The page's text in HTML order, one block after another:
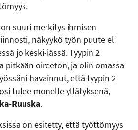
suuri merkitys ihmisen
näkyykö työn puute eli
jo keski-iässä. Tyypin 2
pitkään oireeton, ja olin omassa
havainnut, että tyypin 2
tulee monelle yllätyksenä,
Ruuska.
on esitetty, että työttömyys